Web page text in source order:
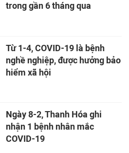
trong gần 6 tháng qua
Từ 1-4, COVID-19 là bệnh
nghề nghiệp, được hưởng bảo
hiểm xã hội
Ngày 8-2, Thanh Hóa ghi
nhận 1 bệnh nhân mắc
COVID-19